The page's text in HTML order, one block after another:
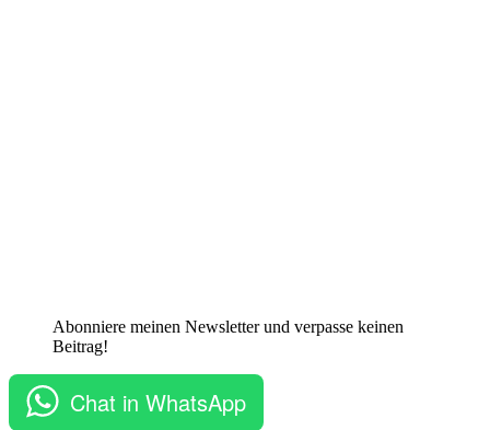
Abonniere meinen Newsletter und verpasse keinen
Beitrag!
Chat in WhatsApp